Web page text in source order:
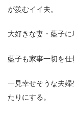
が羨むイイ夫。
大好きな妻・藍子に
藍子も家事一切を仕
一見幸せそうな夫
たりにする。